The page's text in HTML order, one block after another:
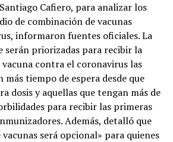
Cafiero, para analizar los
de combinación de vacunas
informaron fuentes oficiales. La
serán priorizadas para recibir la
vacuna contra el coronavirus las
más tiempo de espera desde que
dosis y aquellas que tengan más de
para recibir las primeras
Además, detalló que
será opcional» para quienes